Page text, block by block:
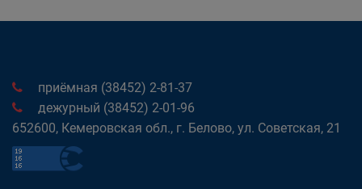
приёмная (38452) 2-81-37
дежурный (38452) 2-01-96
652600, Кемеровская обл., г. Белово, ул. Советская, 21